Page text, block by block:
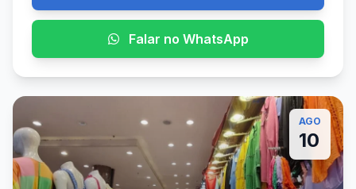
Falar no WhatsApp
AGO
10